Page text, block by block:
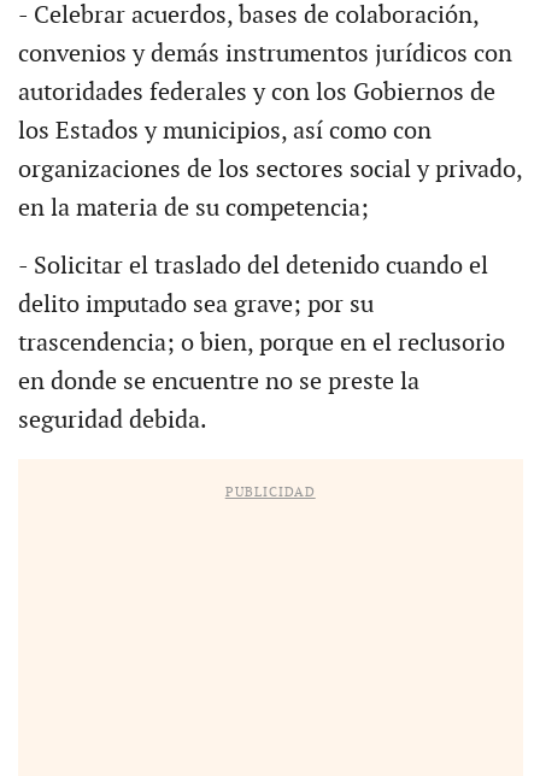
- Celebrar acuerdos, bases de colaboración,
convenios y demás instrumentos jurídicos con
autoridades federales y con los Gobiernos de
los Estados y municipios, así como con
organizaciones de los sectores social y privado,
en la materia de su competencia;
- Solicitar el traslado del detenido cuando el
delito imputado sea grave; por su
trascendencia; o bien, porque en el reclusorio
en donde se encuentre no se preste la
seguridad debida.
PUBLICIDAD